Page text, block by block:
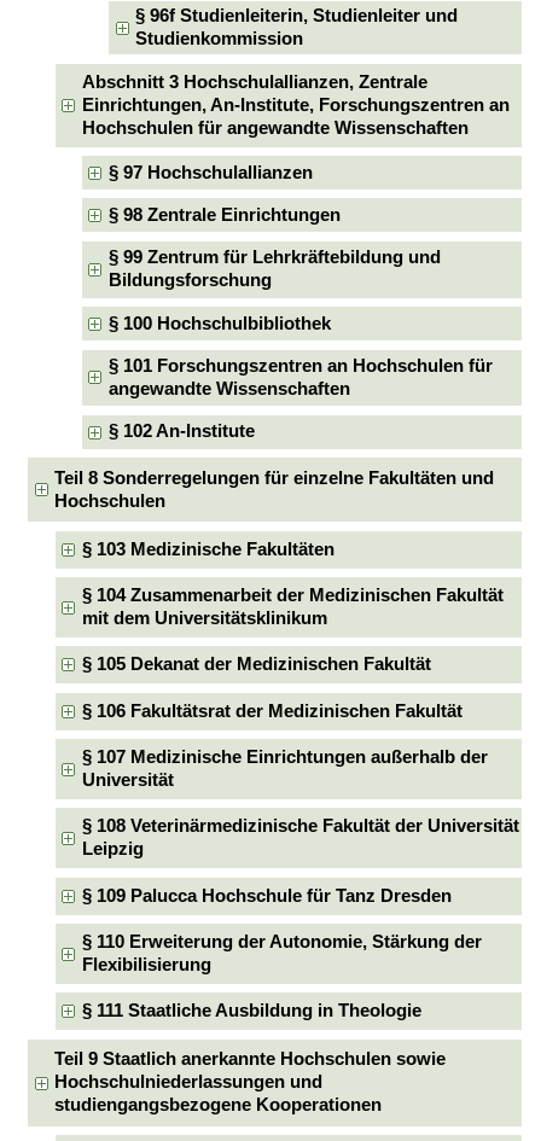
§ 96f Studienleiterin, Studienleiter und
Studienkommission
Abschnitt 3 Hochschulallianzen, Zentrale
Einrichtungen, An-Institute, Forschungszentren an
Hochschulen für angewandte Wissenschaften
§ 97 Hochschulallianzen
§ 98 Zentrale Einrichtungen
§ 99 Zentrum für Lehrkräftebildung und
Bildungsforschung
§ 100 Hochschulbibliothek
§ 101 Forschungszentren an Hochschulen für
angewandte Wissenschaften
§ 102 An-Institute
Teil 8 Sonderregelungen für einzelne Fakultäten und
Hochschulen
§ 103 Medizinische Fakultäten
§ 104 Zusammenarbeit der Medizinischen Fakultät
mit dem Universitätsklinikum
§ 105 Dekanat der Medizinischen Fakultät
§ 106 Fakultätsrat der Medizinischen Fakultät
§ 107 Medizinische Einrichtungen außerhalb der
Universität
§ 108 Veterinärmedizinische Fakultät der Universität
Leipzig
§ 109 Palucca Hochschule für Tanz Dresden
§ 110 Erweiterung der Autonomie, Stärkung der
Flexibilisierung
§ 111 Staatliche Ausbildung in Theologie
Teil 9 Staatlich anerkannte Hochschulen sowie
Hochschulniederlassungen und
studiengangsbezogene Kooperationen